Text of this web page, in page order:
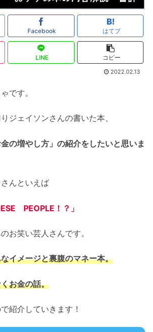
Facebook はてブ
LINE コピー
2022.02.13
です。
ジェイソンさんの書いた本、
金の増やし方」の紹介をしたいと思いま
んといえば
PEOPLE！？」
お笑い芸人さんです。
イメージと裏腹のマネー本。
お金の話。
紹介していきます！